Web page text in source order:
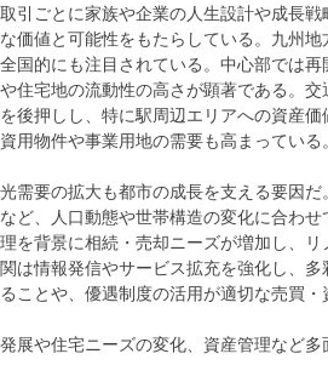
引ごとに家族や企業の人生設計や成長
価値と可能性をもたらしている。九州
国的にも注目されている。中心部では
住宅地の流動性の高さが顕著である。
後押しし、特に駅周辺エリアへの資産
用物件や事業用地の需要も高まっている。
需要の拡大も都市の成長を支える要因
ど、人口動態や世帯構造の変化に合わ
を背景に相続・売却ニーズが増加し、
は情報発信やサービス拡充を強化し、多
ことや、優遇制度の活用が適切な売買・
展や住宅ニーズの変化、資産管理など